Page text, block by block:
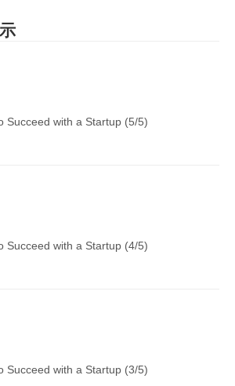
Succeed with a Startup (5/5)
Succeed with a Startup (4/5)
Succeed with a Startup (3/5)